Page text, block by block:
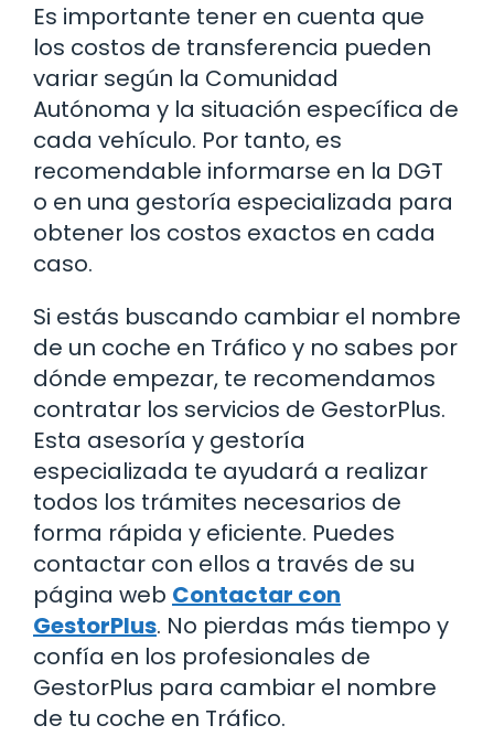
Es importante tener en cuenta que
los costos de transferencia pueden
variar según la Comunidad
Autónoma y la situación específica de
cada vehículo. Por tanto, es
recomendable informarse en la DGT
o en una gestoría especializada para
obtener los costos exactos en cada
caso.
Si estás buscando cambiar el nombre
de un coche en Tráfico y no sabes por
dónde empezar, te recomendamos
contratar los servicios de GestorPlus.
Esta asesoría y gestoría
especializada te ayudará a realizar
todos los trámites necesarios de
forma rápida y eficiente. Puedes
contactar con ellos a través de su
página web Contactar con
GestorPlus. No pierdas más tiempo y
confía en los profesionales de
GestorPlus para cambiar el nombre
de tu coche en Tráfico.